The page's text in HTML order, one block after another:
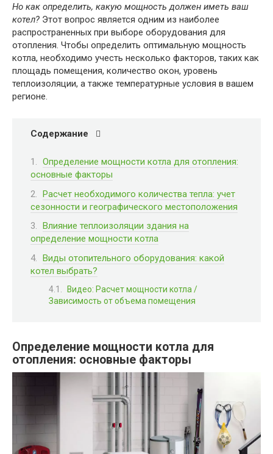
Но как определить, какую мощность должен иметь ваш
котел? Этот вопрос является одним из наиболее
распространенных при выборе оборудования для
отопления. Чтобы определить оптимальную мощность
котла, необходимо учесть несколько факторов, таких как
площадь помещения, количество окон, уровень
теплоизоляции, а также температурные условия в вашем
регионе.
Содержание
Определение мощности котла для отопления:
основные факторы
Расчет необходимого количества тепла: учет
сезонности и географического местоположения
Влияние теплоизоляции здания на
определение мощности котла
Виды отопительного оборудования: какой
котел выбрать?
Видео: Расчет мощности котла /
Зависимость от объема помещения
Определение мощности котла для
отопления: основные факторы